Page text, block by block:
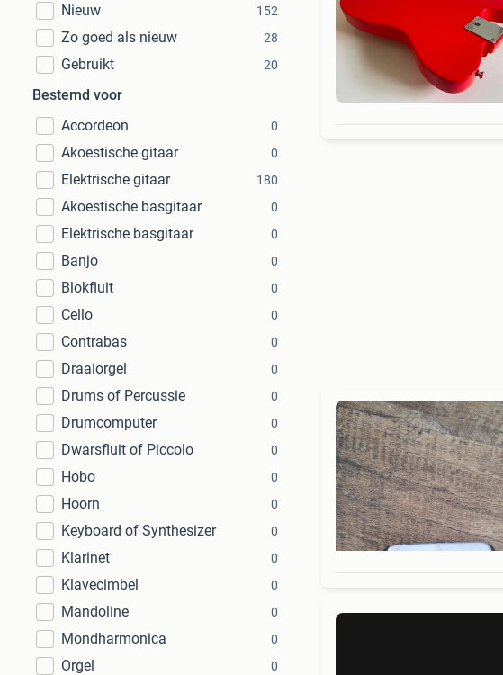
Nieuw
152
Zo goed als nieuw 28
Gebruikt 20
Bestemd voor
Accordeon
0
Akoestische gitaar 0
Elektrische gitaar 180
Akoestische basgitaar 0
Elektrische basgitaar 0
Banjo 0
Blokfluit 0
Cello 0
Contrabas 0
Draaiorgel 0
Drums of Percussie 0
Drumcomputer 0
Dwarsfluit of Piccolo 0
Hobo 0
Hoorn 0
Keyboard of Synthesizer 0
Klarinet 0
Klavecimbel 0
Mandoline 0
Mondharmonica 0
Orgel 0